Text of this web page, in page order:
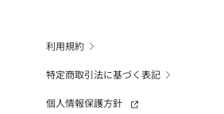
利用規約
特定商取引法に基づく表記
個人情報保護方針